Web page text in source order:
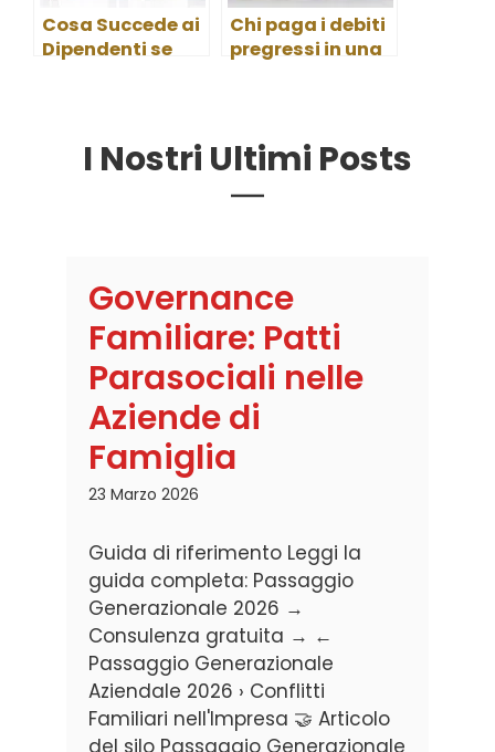
Cosa Succede ai
Dipendenti se
Chi paga i debiti
pregressi in una
I Nostri Ultimi Posts
Governance
Familiare: Patti
Parasociali nelle
Aziende di
Famiglia
23 Marzo 2026
Guida di riferimento Leggi la
guida completa: Passaggio
Generazionale 2026 →
Consulenza gratuita → ←
Passaggio Generazionale
Aziendale 2026 › Conflitti
Familiari nell'Impresa 🤝 Articolo
del silo Passaggio Generazionale